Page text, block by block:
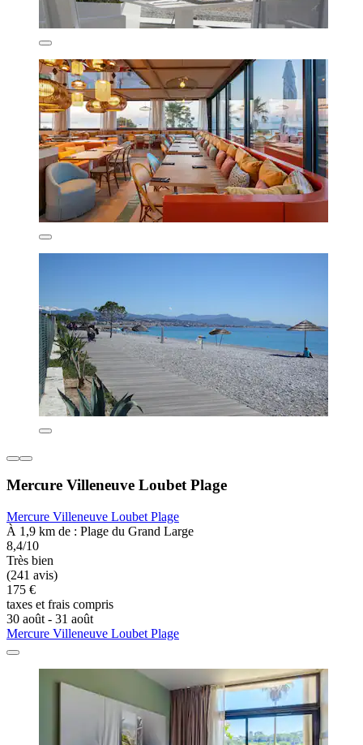
Mercure Villeneuve Loubet Plage
Mercure Villeneuve Loubet Plage
À 1,9 km de : Plage du Grand Large
8,4/10
Très bien
(241 avis)
175 €
taxes et frais compris
30 août - 31 août
Mercure Villeneuve Loubet Plage